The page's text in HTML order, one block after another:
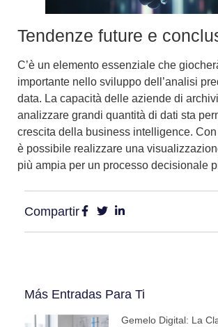
Tendenze future e
C’è un elemento essenziale che
importante nello sviluppo dell’analisi
data. La capacità delle aziende di
analizzare grandi quantità di dati sta
crescita della business intelligence.
è possibile realizzare una
più ampia per un processo decisionale
Compartir
Más Entradas Para Ti
Gemelo Digital: La